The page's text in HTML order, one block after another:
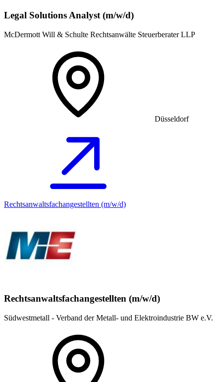
Legal Solutions Analyst (m/w/d)
McDermott Will & Schulte Rechtsanwälte Steuerberater LLP
Düsseldorf
Rechtsanwaltsfachangestellten (m/w/d)
Rechtsanwaltsfachangestellten (m/w/d)
Südwestmetall - Verband der Metall- und Elektroindustrie BW e.V.